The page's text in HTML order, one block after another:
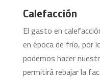
Calefacción
El gasto en
en época de frío, por
podemos hacer
permitirá rebajar la